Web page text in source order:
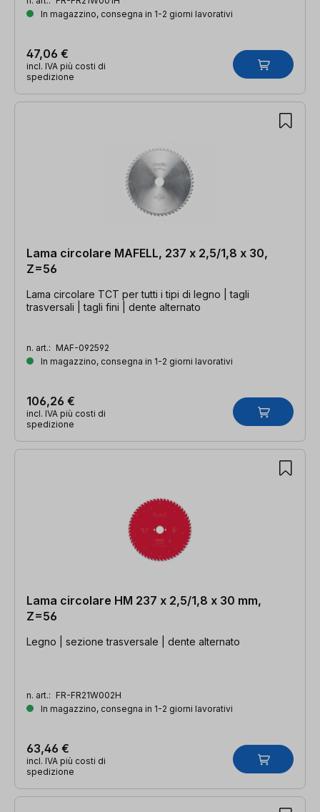
In magazzino, consegna in 1-2 giorni lavorativi
47,06 €
incl. IVA più costi di
spedizione
Lama circolare MAFELL, 237 x 2,5/1,8 x 30,
Z=56
Lama circolare TCT per tutti i tipi di legno | tagli
trasversali | tagli fini | dente alternato
n. art.: MAF-092592
In magazzino, consegna in 1-2 giorni lavorativi
106,26 €
incl. IVA più costi di
spedizione
Lama circolare HM 237 x 2,5/1,8 x 30 mm,
Z=56
Legno | sezione trasversale | dente alternato
n. art.: FR-FR21W002H
In magazzino, consegna in 1-2 giorni lavorativi
63,46 €
incl. IVA più costi di
spedizione